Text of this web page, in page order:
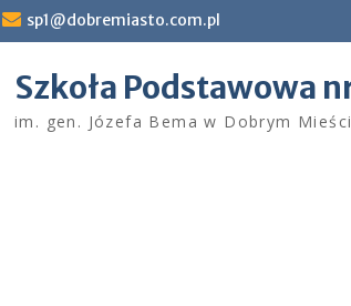
sp1@dobremiasto.com.pl
Szkoła Podstawowa
im. gen. Józefa Bema w Dobrym